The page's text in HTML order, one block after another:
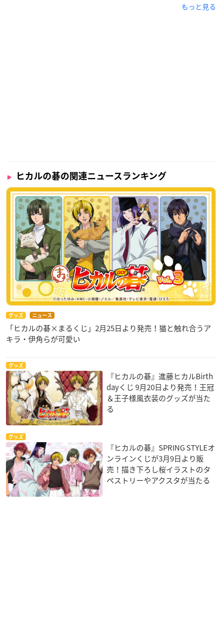
もっと見る
ヒカルの碁の関連ニュースランキング
グッズ ニュース
「ヒカルの碁×まるくじ」2月25日より発売！猫と触れ合うア
キラ・伊角らが可愛い
グッズ
『ヒカルの碁』進藤ヒカルBirth
dayくじ 9月20日より発売！王冠
＆王子様風衣装のグッズが当た
る
グッズ
『ヒカルの碁』SPRING STYLEオ
ンラインくじが3月9日より販
売！描き下ろし桜イラストのタ
ペストリーやアクスタが当たる